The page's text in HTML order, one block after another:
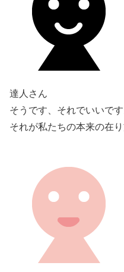
達人さん
そうです、それでいいです
それが私たちの本来の在